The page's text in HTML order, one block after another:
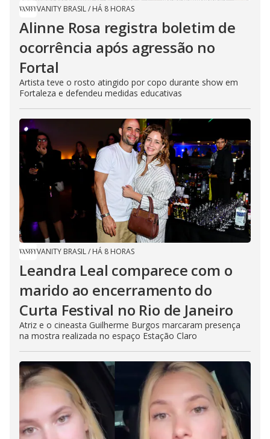
VANITY BRASIL/ HÁ 8 HORAS
Alinne Rosa registra boletim de
ocorrência após agressão no
Fortal
Artista teve o rosto atingido por copo durante show em
Fortaleza e defendeu medidas educativas
VANITY BRASIL/ HÁ 8 HORAS
Leandra Leal comparece com o
marido ao encerramento do
Curta Festival no Rio de Janeiro
Atriz e o cineasta Guilherme Burgos marcaram presença
na mostra realizada no espaço Estação Claro